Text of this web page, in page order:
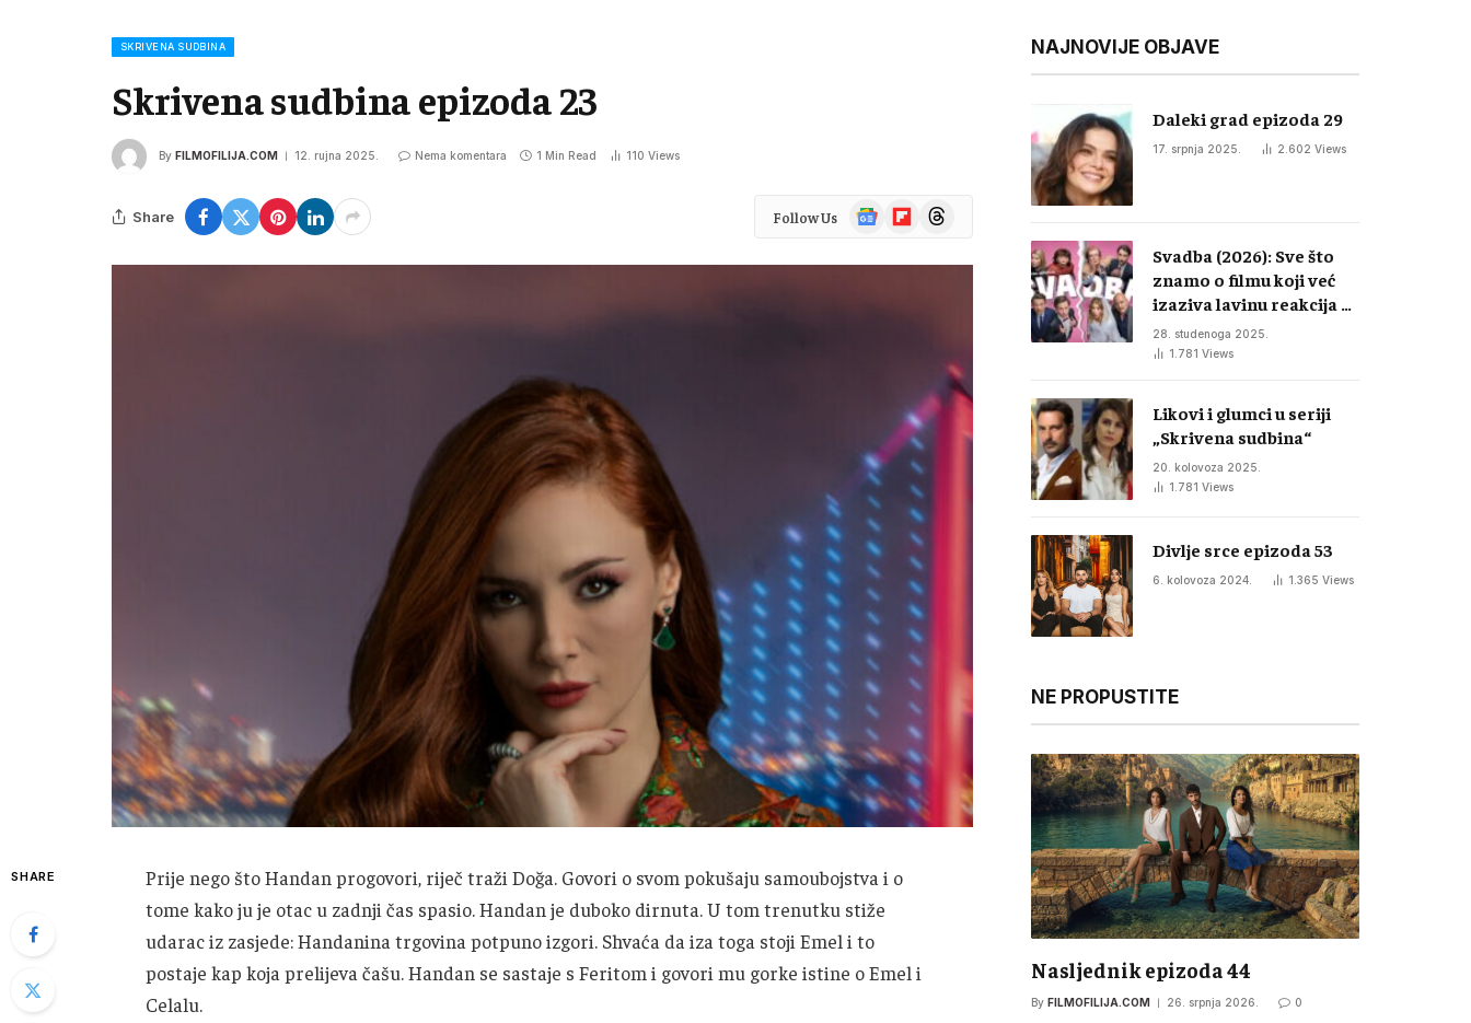
SKRIVENA SUDBINA
Skrivena sudbina epizoda 23
By FILMOFILIJA.COM 12. rujna 2025. Nema komentara 1 Min Read 110 Views
Share Follow Us
Google
News
FlipboardThreads
SHARE
Prije nego što Handan progovori, riječ traži Doğa. Govori o svom pokušaju samoubojstva i o
tome kako ju je otac u zadnji čas spasio. Handan je duboko dirnuta. U tom trenutku stiže
udarac iz zasjede: Handanina trgovina potpuno izgori. Shvaća da iza toga stoji Emel i to
postaje kap koja prelijeva čašu. Handan se sastaje s Feritom i govori mu gorke istine o Emel i
Celalu.
NAJNOVIJE OBJAVE
Daleki grad epizoda 29
17. srpnja 2025. 2.602 Views
Svadba (2026): Sve što
znamo o filmu koji već
izaziva lavinu reakcija u
regiji
28. studenoga 2025.
1.781 Views
Likovi i glumci u seriji
„Skrivena sudbina“
20. kolovoza 2025.
1.781 Views
Divlje srce epizoda 53
6. kolovoza 2024. 1.365 Views
NE PROPUSTITE
Nasljednik epizoda 44
By FILMOFILIJA.COM 26. srpnja 2026. 0